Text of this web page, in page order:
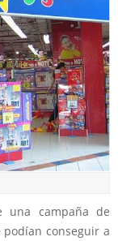
una campaña de
conseguir a